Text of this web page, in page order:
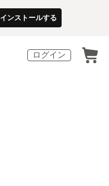
インストールする
ログイン